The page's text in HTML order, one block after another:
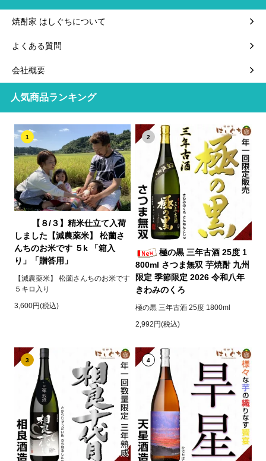
焼酎家 はしぐちについて
よくある質問
会社概要
人気商品ランキング
1
【８/３】精米仕立て入荷
しました【減農薬米】 松薗さ
んちのお米です ５k 「箱入
り」「贈答用」
【減農薬米】 松薗さんちのお米です
５キロ入り
3,600円(税込)
2
極の黒 三年古酒 25度 1
800ml さつま無双 芋焼酎 九州
限定 季節限定 2026 令和八年
きわみのくろ
極の黒 三年古酒 25度 1800ml
2,992円(税込)
3 4